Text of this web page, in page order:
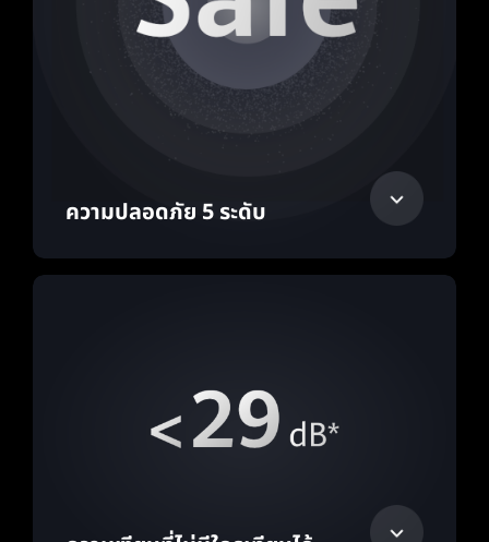
ความปลอดภัย 5 ระดับ